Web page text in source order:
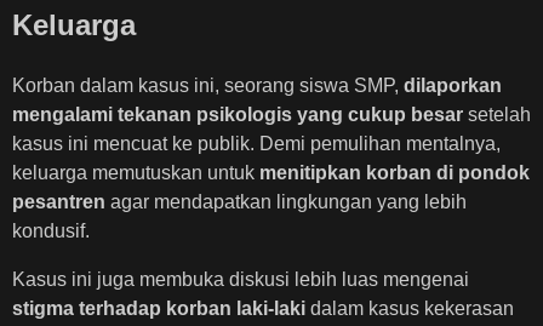
Keluarga
Korban dalam kasus ini, seorang siswa SMP, dilaporkan
mengalami tekanan psikologis yang cukup besar setelah
kasus ini mencuat ke publik. Demi pemulihan mentalnya,
keluarga memutuskan untuk menitipkan korban di pondok
pesantren agar mendapatkan lingkungan yang lebih
kondusif.
Kasus ini juga membuka diskusi lebih luas mengenai
stigma terhadap korban laki-laki dalam kasus kekerasan